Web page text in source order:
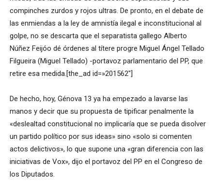
compinches zurdos y rojos ultras. De pronto, en el debate de
las enmiendas a la ley de amnistía ilegal e inconstitucional al
golpe, no se descarta que el separatista gallego Alberto
Núñez Feijóo dé órdenes al títere progre Miguel Ángel Tellado
Filgueira (Miguel Tellado) -portavoz parlamentario del PP, que
retire esa medida.[the_ad id=»201562″]
De hecho, hoy, Génova 13 ya ha empezado a lavarse las
manos y decir que su propuesta de tipificar penalmente la
«deslealtad constitucional no implicaría que se pueda disolver
un partido político por sus ideas» sino «solo si comenten
actos delictivos», lo que supone una «gran diferencia con las
iniciativas de Vox», dijo el portavoz del PP en el Congreso de
los Diputados.